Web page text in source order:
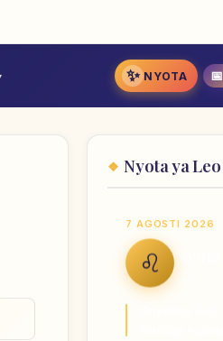
✨ NYOTA 📅
Nyota ya Leo
7 AGOSTI 2026
♌